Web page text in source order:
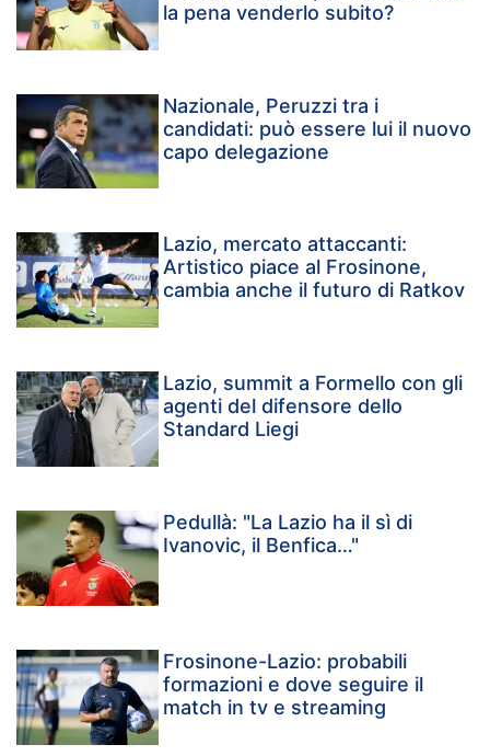
la pena venderlo subito?
Nazionale, Peruzzi tra i
candidati: può essere lui il nuovo
capo delegazione
Lazio, mercato attaccanti:
Artistico piace al Frosinone,
cambia anche il futuro di Ratkov
Lazio, summit a Formello con gli
agenti del difensore dello
Standard Liegi
Pedullà: "La Lazio ha il sì di
Ivanovic, il Benfica…"
Frosinone-Lazio: probabili
formazioni e dove seguire il
match in tv e streaming